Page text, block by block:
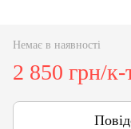
Немає в наявності
2 850 грн/к-